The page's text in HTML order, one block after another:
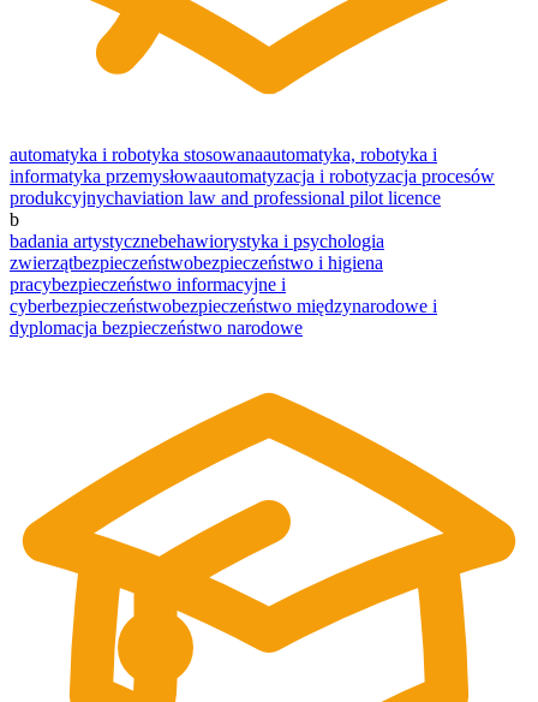
automatyka i robotyka stosowanaautomatyka, robotyka i
informatyka przemysłowaautomatyzacja i robotyzacja procesów
produkcyjnychaviation law and professional pilot licence
b
badania artystycznebehawiorystyka i psychologia
zwierzątbezpieczeństwobezpieczeństwo i higiena
pracybezpieczeństwo informacyjne i
cyberbezpieczeństwobezpieczeństwo międzynarodowe i
dyplomacja bezpieczeństwo narodowe